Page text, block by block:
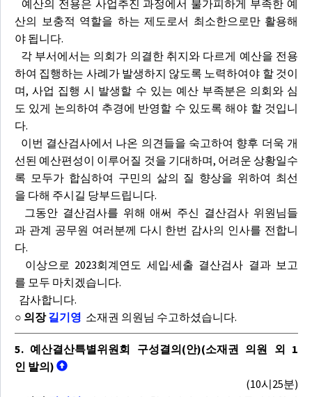
예산의 전용은 사업추진 과정에서 불가피하게 부족한 예
산의 보충적 역할을 하는 제도로서 최소한으로만 활용해
야 됩니다.
각 부서에서는 의회가 의결한 취지와 다르게 예산을 전용
하여 집행하는 사례가 발생하지 않도록 노력하여야 할 것이
며, 사업 집행 시 발생할 수 있는 예산 부족분은 의회와 심
도 있게 논의하여 추경에 반영할 수 있도록 해야 할 것입니
다.
이번 결산검사에서 나온 의견들을 숙고하여 향후 더욱 개
선된 예산편성이 이루어질 것을 기대하며, 어려운 상황일수
록 모두가 합심하여 구민의 삶의 질 향상을 위하여 최선
을 다해 주시길 당부드립니다.
그동안 결산검사를 위해 애써 주신 결산검사 위원님들
과 관계 공무원 여러분께 다시 한번 감사의 인사를 전합니
다.
이상으로 2023회계연도 세입·세출 결산검사 결과 보고
를 모두 마치겠습니다.
감사합니다.
○ 의장길기영 소재권 의원님 수고하셨습니다.
5. 예산결산특별위원회 구성결의(안)(소재권 의원 외 1
인 발의)
(10시25분)